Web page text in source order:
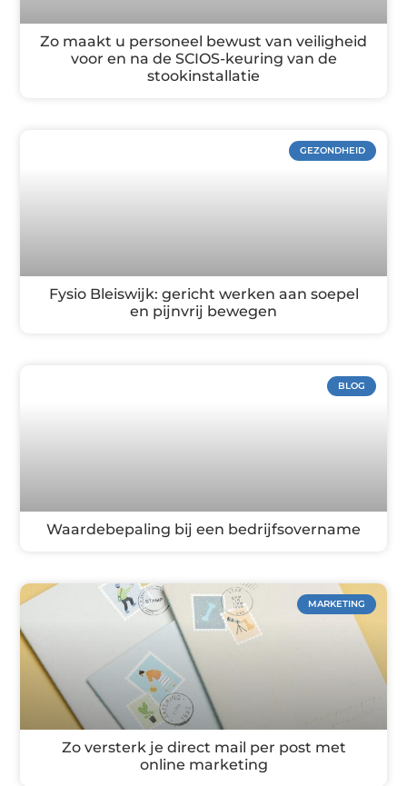
Zo maakt u personeel bewust van veiligheid
voor en na de SCIOS-keuring van de
stookinstallatie
GEZONDHEID
Fysio Bleiswijk: gericht werken aan soepel
en pijnvrij bewegen
BLOG
Waardebepaling bij een bedrijfsovername
MARKETING
Zo versterk je direct mail per post met
online marketing